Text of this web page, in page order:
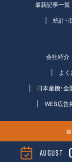
AUGUST
最新記事一覧
統計・
会社紹介
よ
日本産機・
WEB広告
©